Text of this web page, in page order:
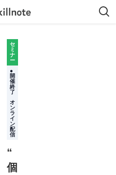
セ
ミ
ナ
ー
●
開
催
終
了
オ
ン
ラ
イ
ン
配
信
“
個